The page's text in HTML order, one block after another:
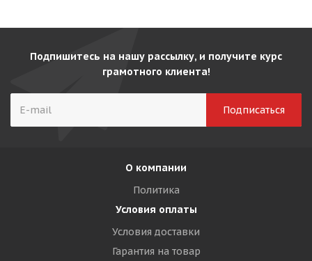
Подпишитесь на нашу рассылку, и получите курс
грамотного клиента!
О компании
Политика
Условия оплаты
Условия доставки
Гарантия на товар